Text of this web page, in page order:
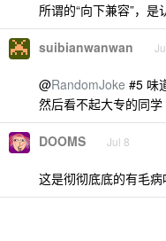
所谓的“向下兼容”，
suibianwanwan
@RandomJoke #5 味
然后看不起大专的同学
DOOMS Jul 8
这是彻彻底底的有毛病